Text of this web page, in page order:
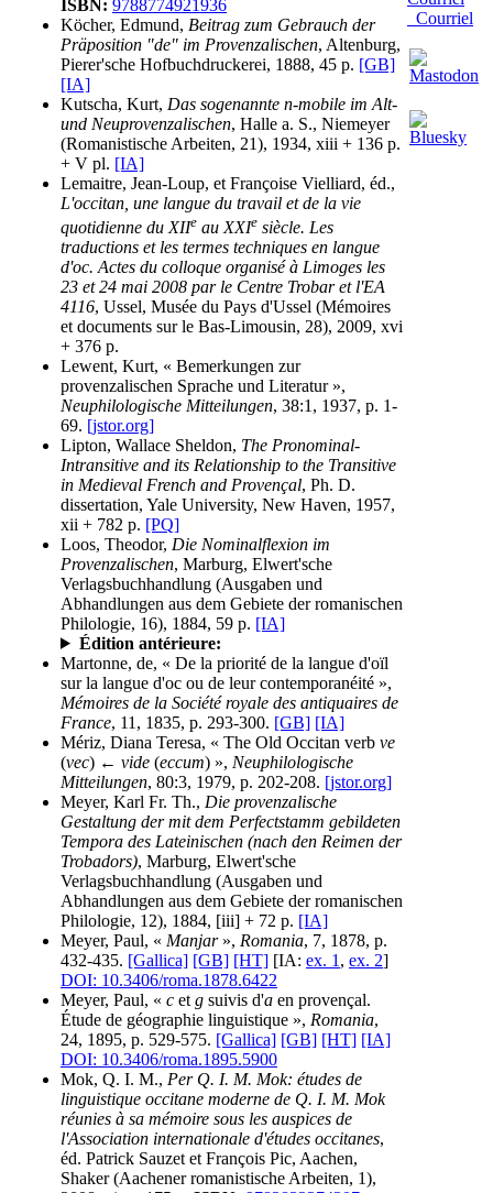
ISBN: 9788774921936
Köcher, Edmund, Beitrag zum Gebrauch der
Präposition "de" im Provenzalischen, Altenburg,
Pierer'sche Hofbuchdruckerei, 1888, 45 p. [GB]
[IA]
Kutscha, Kurt, Das sogenannte n-mobile im Alt-
und Neuprovenzalischen, Halle a. S., Niemeyer
(Romanistische Arbeiten, 21), 1934, xiii + 136 p.
+ V pl. [IA]
Lemaitre, Jean-Loup, et Françoise Vielliard, éd.,
L'occitan, une langue du travail et de la vie
quotidienne du XIIe au XXIe siècle. Les
traductions et les termes techniques en langue
d'oc. Actes du colloque organisé à Limoges les
23 et 24 mai 2008 par le Centre Trobar et l'EA
4116, Ussel, Musée du Pays d'Ussel (Mémoires
et documents sur le Bas-Limousin, 28), 2009, xvi
+ 376 p.
Lewent, Kurt, « Bemerkungen zur
provenzalischen Sprache und Literatur »,
Neuphilologische Mitteilungen, 38:1, 1937, p. 1-
69. [jstor.org]
Lipton, Wallace Sheldon, The Pronominal-
Intransitive and its Relationship to the Transitive
in Medieval French and Provençal, Ph. D.
dissertation, Yale University, New Haven, 1957,
xii + 782 p. [PQ]
Loos, Theodor, Die Nominalflexion im
Provenzalischen, Marburg, Elwert'sche
Verlagsbuchhandlung (Ausgaben und
Abhandlungen aus dem Gebiete der romanischen
Philologie, 16), 1884, 59 p. [IA]
Édition antérieure:
Martonne, de, « De la priorité de la langue d'oïl
sur la langue d'oc ou de leur contemporanéité »,
Mémoires de la Société royale des antiquaires de
France, 11, 1835, p. 293-300. [GB] [IA]
Mériz, Diana Teresa, « The Old Occitan verb ve
(vec) ← vide (eccum) », Neuphilologische
Mitteilungen, 80:3, 1979, p. 202-208. [jstor.org]
Meyer, Karl Fr. Th., Die provenzalische
Gestaltung der mit dem Perfectstamm gebildeten
Tempora des Lateinischen (nach den Reimen der
Trobadors), Marburg, Elwert'sche
Verlagsbuchhandlung (Ausgaben und
Abhandlungen aus dem Gebiete der romanischen
Philologie, 12), 1884, [iii] + 72 p. [IA]
Meyer, Paul, « Manjar», Romania, 7, 1878, p.
432-435. [Gallica] [GB] [HT] [IA: ex. 1 , ex. 2]
DOI: 10.3406/roma.1878.6422
Meyer, Paul, « c et g suivis d'a en provençal.
Étude de géographie linguistique », Romania,
24, 1895, p. 529-575. [Gallica] [GB] [HT] [IA]
DOI: 10.3406/roma.1895.5900
Mok, Q. I. M., Per Q. I. M. Mok: études de
linguistique occitane moderne de Q. I. M. Mok
réunies à sa mémoire sous les auspices de
l'Association internationale d'études occitanes,
éd. Patrick Sauzet et François Pic, Aachen,
Shaker (Aachener romanistische Arbeiten, 1),
Courriel